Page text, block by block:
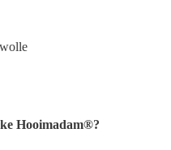
Hooimadam®?